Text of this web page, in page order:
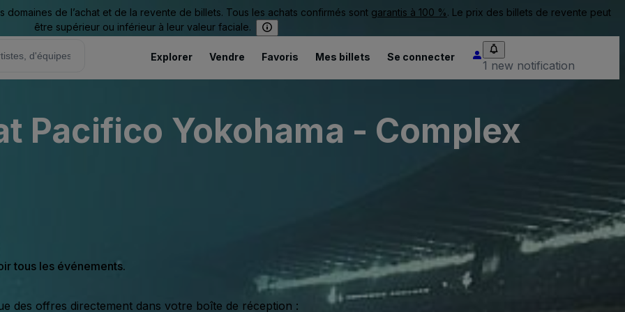
de l’achat et de la revente de billets. Tous les achats confirmés sont garantis à 100 %. Le prix des billets de revente peut
être supérieur ou inférieur à leur valeur faciale.
Explorer Vendre Favoris Mes billets Se connecter
1 new notification
Pacifico Yokohama - Complex
tous les événements.
des offres directement dans votre boîte de réception :